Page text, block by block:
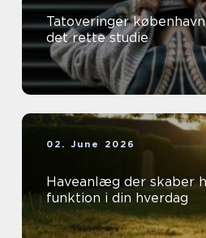
Tatoveringer københavn sådan finder
det rette studie
02. June 2026
Haveanlæg der skaber
funktion i din hverdag